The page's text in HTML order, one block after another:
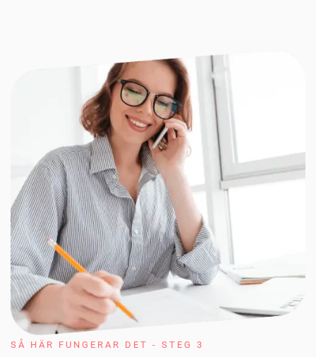
SÅ HÄR FUNGERAR DET - STEG 3